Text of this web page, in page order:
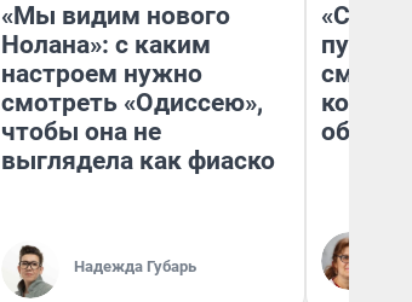
«Мы видим нового
Нолана»: с каким
настроем нужно
смотреть «Одиссею»,
чтобы она не
выглядела как фиаско
Надежда Губарь